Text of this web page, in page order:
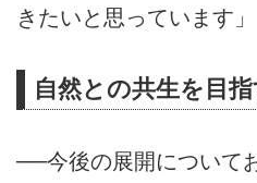
きたいと思っています」
自然との共生を目
──今後の展開について